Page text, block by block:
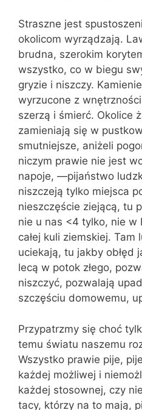
Straszne jest
okolicom wyrządzają.
brudna, szerokim
wszystko, co w biegu
gryzie i niszczy.
wyrzucone z
szerzą i śmierć. Okolice
zamieniają się w
smutniejsze, aniżeli
niczym prawie nie jest
napoje, —pijań­stwo
niszczeją tylko miejsca
nieszczęście ziejącą, tu
nie u nas <4 tylko, nie w
całej kuli ziemskiej.
uciekają, tu jakby obłęd
lecą w potok złego,
niszczyć, pozwalają
szczęściu domowemu,
Przypatrzmy się choć
temu światu naszemu
Wszystko prawie pije,
każdej moż­liwej i
każdej stosownej, czy
tacy, którzy na to mają,